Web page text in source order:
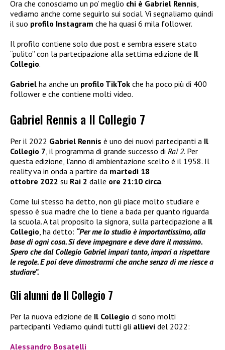
Ora che conosciamo un po’ meglio chi è Gabriel Rennis
vediamo anche come seguirlo sui social. Vi segnaliamo quindi
il suo profilo Instagram che ha quasi 6 mila follower.
Il profilo contiene solo due post e sembra essere stato
“pulito” con la partecipazione alla settima edizione de Il
Collegio.
Gabriel ha anche un profilo TikTok che ha poco più di 400
follower e che contiene molti video.
Gabriel Rennis a Il Collegio 7
Per il 2022 Gabriel Rennis è uno dei nuovi partecipanti a Il
Collegio 7, il programma di grande successo di Rai 2. Per
questa edizione, l’anno di ambientazione scelto è il 1958. Il
reality va in onda a partire da martedì 18
ottobre 2022 su Rai 2 dalle ore 21:10 circa.
Come lui stesso ha detto, non gli piace molto studiare e
spesso è sua madre che lo tiene a bada per quanto riguarda
la scuola. A tal proposito la signora, sulla partecipazione a Il
Collegio, ha detto: “Per me lo studio è importantissimo, alla
base di ogni cosa. Si deve impegnare e deve dare il massimo.
Spero che dal Collegio Gabriel impari tanto, impari a rispettare
le regole. E poi deve dimostrarmi che anche senza di me riesce a
studiare”.
Gli alunni de Il Collegio 7
Per la nuova edizione de Il Collegio ci sono molti
partecipanti. Vediamo quindi tutti gli allievi del 2022:
Alessandro Bosatelli